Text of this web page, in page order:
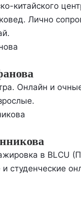
китайского
Лично
Онлайн и
в BLCU
студенческие